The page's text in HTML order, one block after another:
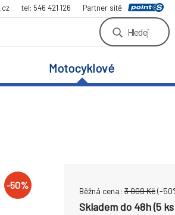
tel: 546 421 126 Partner sítě
Hledej
Motocyklové
-50%
Běžná cena: 3 009Kč(-50
Skladem do 48h (5